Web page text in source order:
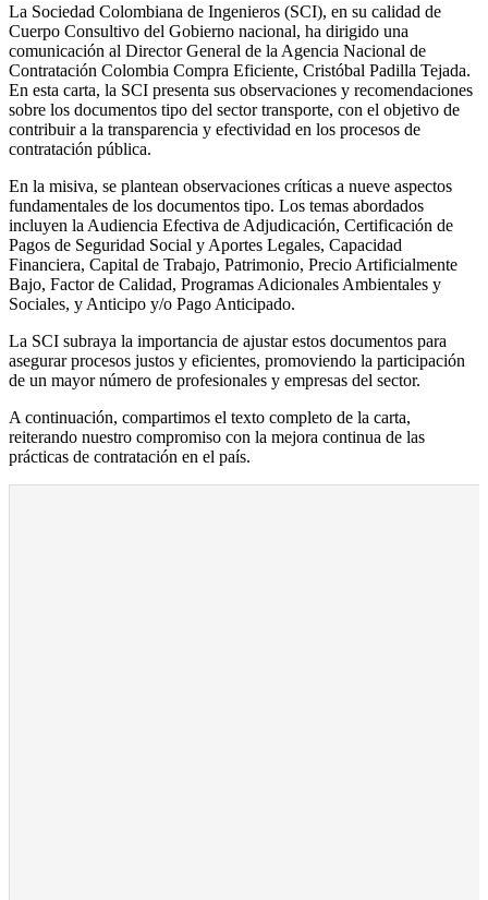
La Sociedad Colombiana de Ingenieros (SCI), en su calidad de
Cuerpo Consultivo del Gobierno nacional, ha dirigido una
comunicación al Director General de la Agencia Nacional de
Contratación Colombia Compra Eficiente, Cristóbal Padilla Tejada.
En esta carta, la SCI presenta sus observaciones y recomendaciones
sobre los documentos tipo del sector transporte, con el objetivo de
contribuir a la transparencia y efectividad en los procesos de
contratación pública.
En la misiva, se plantean observaciones críticas a nueve aspectos
fundamentales de los documentos tipo. Los temas abordados
incluyen la Audiencia Efectiva de Adjudicación, Certificación de
Pagos de Seguridad Social y Aportes Legales, Capacidad
Financiera, Capital de Trabajo, Patrimonio, Precio Artificialmente
Bajo, Factor de Calidad, Programas Adicionales Ambientales y
Sociales, y Anticipo y/o Pago Anticipado.
La SCI subraya la importancia de ajustar estos documentos para
asegurar procesos justos y eficientes, promoviendo la participación
de un mayor número de profesionales y empresas del sector.
A continuación, compartimos el texto completo de la carta,
reiterando nuestro compromiso con la mejora continua de las
prácticas de contratación en el país.